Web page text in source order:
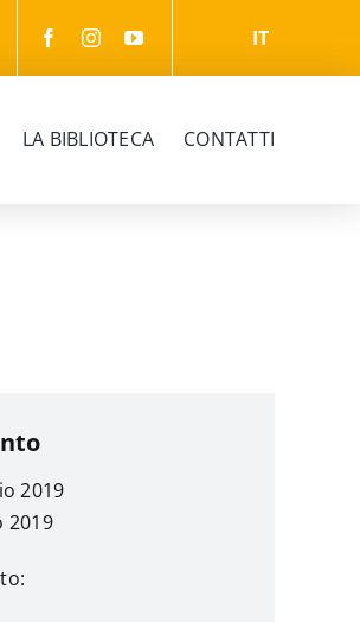
IT
LA BIBLIOTECA CONTATTI
2019
2019